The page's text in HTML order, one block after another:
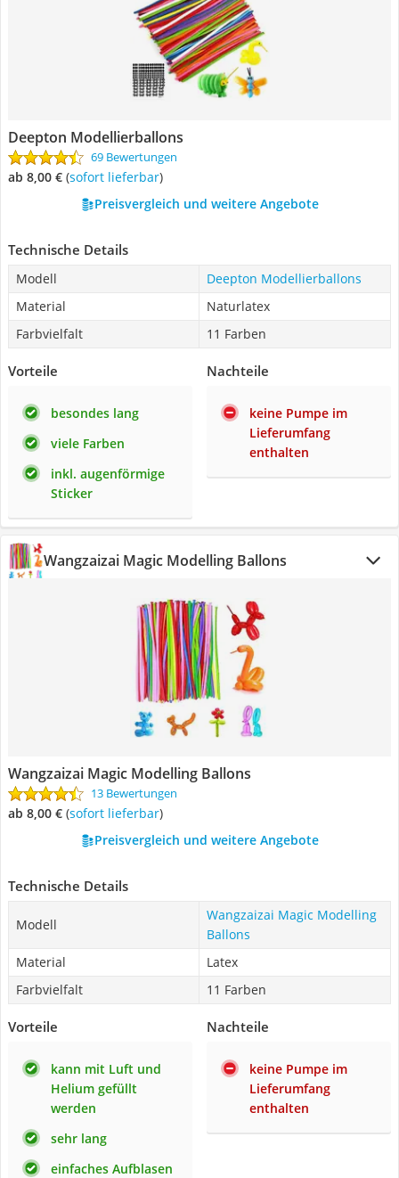
Deepton Modellierballons
69 Bewertungen
ab 8,00 € ( Sofort lieferbar)
Preisvergleich und weitere Angebote
Technische Details
Modell
Deepton Modellierballons
Material
Naturlatex
Farbvielfalt
11 Farben
Vorteile
besondes lang
viele Farben
inkl. augenförmige
Sticker
Nachteile
keine Pumpe im
Lieferumfang
enthalten
Wangzaizai Magic Modelling Ballons
Wangzaizai Magic Modelling Ballons
13 Bewertungen
ab 8,00 € ( Sofort lieferbar)
Preisvergleich und weitere Angebote
Technische Details
Modell
Wangzaizai Magic Modelling
Ballons
Material
Latex
Farbvielfalt
11 Farben
Vorteile
kann mit Luft und
Helium gefüllt
werden
sehr lang
einfaches Aufblasen
Nachteile
keine Pumpe im
Lieferumfang
enthalten